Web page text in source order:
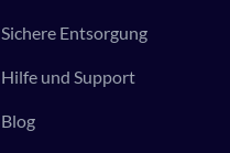
Sichere Entsorgung
Hilfe und Support
Blog